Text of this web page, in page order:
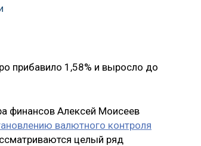
прибавило 1,58% и выросло до
финансов Алексей Моисеев
валютного контроля
целый ряд